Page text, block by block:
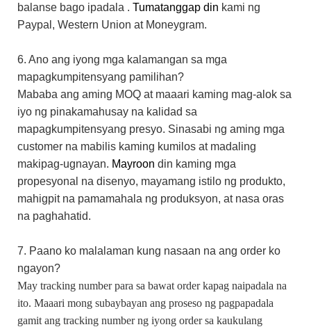
balanse bago ipadala . Tumatanggap din kami ng
Paypal, Western Union at Moneygram.
6. Ano ang iyong mga kalamangan sa mga
mapagkumpitensyang pamilihan?
Mababa ang aming MOQ at maaari kaming mag-alok sa
iyo ng pinakamahusay na kalidad sa
mapagkumpitensyang presyo. Sinasabi ng aming mga
customer na mabilis kaming kumilos at madaling
makipag-ugnayan. Mayroon din kaming mga
propesyonal na disenyo, mayamang istilo ng produkto,
mahigpit na pamamahala ng produksyon, at nasa oras
na paghahatid.
7. Paano ko malalaman kung nasaan na ang order ko
ngayon?
May tracking number para sa bawat order kapag naipadala na
ito. Maaari mong subaybayan ang proseso ng pagpapadala
gamit ang tracking number ng iyong order sa kaukulang